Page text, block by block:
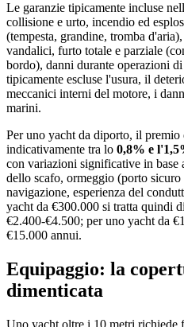
Le garanzie tipicamente incluse
collisione e urto, incendio ed
(tempesta, grandine, tromba
vandalici, furto totale e parziale
bordo), danni durante operazioni
tipicamente escluse l'usura, il
meccanici interni del motore, i
marini.
Per uno yacht da diporto, il premio
indicativamente tra lo 0,8% e
con variazioni significative in base
dello scafo, ormeggio (porto
navigazione, esperienza del
yacht da €300.000 si tratta quindi
€2.400-€4.500; per uno yacht da
€15.000 annui.
Equipaggio: la
dimenticata
Uno yacht oltre i 10 metri richiede